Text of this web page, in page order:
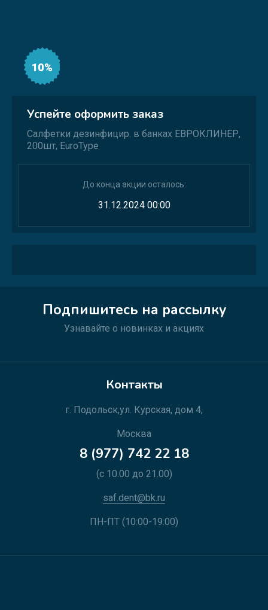
10%
Успейте оформить заказ
Салфетки дезинфицир. в банках ЕВРОКЛИНЕР,
200шт, EuroType
До конца акции осталось:
31.12.2024 00:00
Подпишитесь на рассылку
Узнавайте о новинках и акциях
Контакты
г. Подольск,ул. Курская, дом 4,
Москва
8 (977) 742 22 18
(c 10.00 до 21.00)
saf.dent@bk.ru
ПН-ПТ (10:00-19:00)